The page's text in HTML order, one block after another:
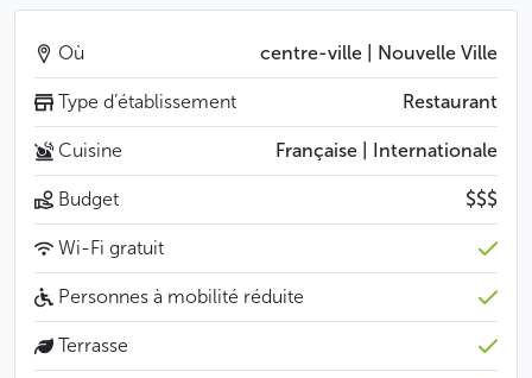
Pour accompagner les viandes blanches, vous aurez
un large choix de vins blancs, et les sommeliers de
l’Alcron vous proposeront également quelques
bouteilles de vins tchèques naturels comme le
gewurztraminer de Jaroslav Osička ou le grüner
veltliner de Milan Nestarec.
Où centre-ville | Nouvelle Ville
Type d’établissement Restaurant
Cuisine Française | Internationale
Budget $$$
Wi-Fi gratuit
Personnes à mobilité réduite
Terrasse